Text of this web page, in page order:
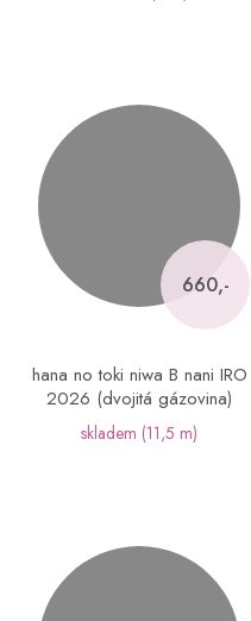
660,-
hana no toki niwa B nani IRO
2026 (dvojitá gázovina)
skladem (11,5 m)